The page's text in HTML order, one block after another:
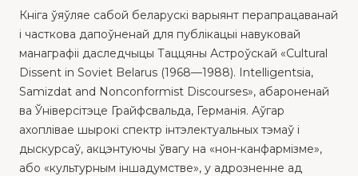
Кніга ўяўляе сабой беларускі варыянт перапрацаванай
і часткова дапоўненай для публікацыі навуковай
манаграфіі даследчыцы Таццяны Астроўскай «Cultural
Dissent in Soviet Belarus (1968—1988). Intelligentsia,
Samizdat and Nonconformist Discourses», абароненай
ва Ўніверсітэце Грайфсвальда, Германія. Аўгар
ахоплівае шырокі спектр інтэлектуальных тэмаў і
дыскурсаў, акцэнтуючы ўвагу на «нон-канфармізме»,
або «культурным іншадумстве», у адрозненне ад